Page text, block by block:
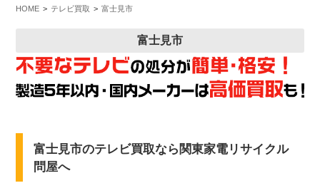
HOME テレビ買取 富士見市
富士見市
富士見市のテレビ買取なら関東家電リサイクル
問屋へ